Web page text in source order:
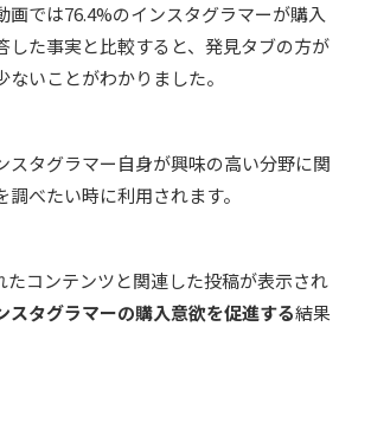
画では76.4%のインスタグラマーが購入
した事実と比較すると、発見タブの方が
いことがわかりました。
スタグラマー自身が興味の高い分野に関
調べたい時に利用されます。
たコンテンツと関連した投稿が表示され
スタグラマーの購入意欲を促進する結果